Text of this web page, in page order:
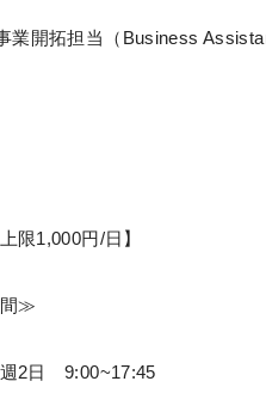
業開拓担当（Business
限1,000円/日】
≫
2日 9:00~17:45